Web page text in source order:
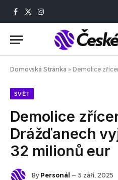
Facebook
X
Instagram
Domovská Stránka » Demolice zříceného
SVĚT
Demolice
Drážďanech
32 milionů eur
By Personál 5 září, 2025